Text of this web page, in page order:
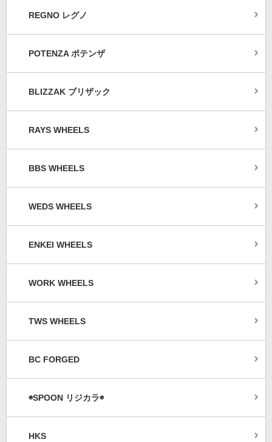
REGNO レグノ
POTENZA ポテンザ
BLIZZAK ブリザック
RAYS WHEELS
BBS WHEELS
WEDS WHEELS
ENKEI WHEELS
WORK WHEELS
TWS WHEELS
BC FORGED
◉SPOON リジカラ◉
HKS